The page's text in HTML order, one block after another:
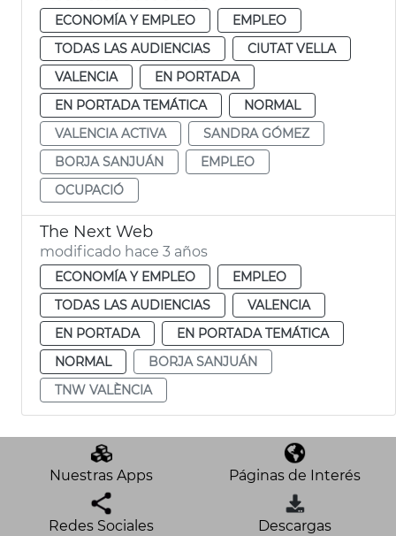
ECONOMÍA Y EMPLEO
EMPLEO
TODAS LAS AUDIENCIAS
CIUTAT VELLA
VALENCIA
EN PORTADA
EN PORTADA TEMÁTICA
NORMAL
VALENCIA ACTIVA
SANDRA GÓMEZ
BORJA SANJUÁN
EMPLEO
OCUPACIÓ
The Next Web
modificado hace 3 años
ECONOMÍA Y EMPLEO
EMPLEO
TODAS LAS AUDIENCIAS
VALENCIA
EN PORTADA
EN PORTADA TEMÁTICA
NORMAL
BORJA SANJUÁN
TNW VALÈNCIA
Nuestras Apps Páginas de Interés
Redes Sociales Descargas